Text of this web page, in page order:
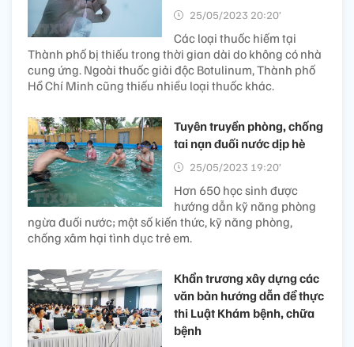
25/05/2023 20:20’
Các loại thuốc hiếm tại
Thành phố bị thiếu trong thời gian dài do không có nhà
cung ứng. Ngoài thuốc giải độc Botulinum, Thành phố
Hồ Chí Minh cũng thiếu nhiều loại thuốc khác.
Tuyên truyền phòng, chống
tai nạn đuối nước dịp hè
25/05/2023 19:20’
Hơn 650 học sinh được
hướng dẫn kỹ năng phòng
ngừa đuối nước; một số kiến thức, kỹ năng phòng,
chống xâm hại tình dục trẻ em.
Khẩn trương xây dựng các
văn bản hướng dẫn để thực
thi Luật Khám bệnh, chữa
bệnh